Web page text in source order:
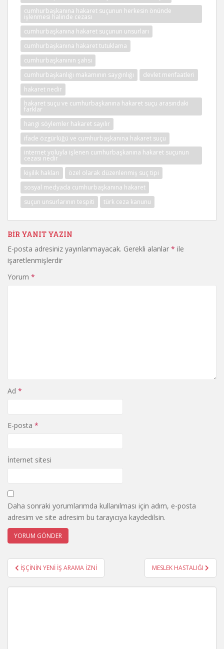
cumhurbaşkanına hakaret suçunun herkesin önünde
işlenmesi halinde cezası
cumhurbaşkanına hakaret suçunun unsurları
cumhurbaşkanına hakaret tutuklama
cumhurbaşkanının şahsı
cumhurbaşkanlığı makamının saygınlığı
devlet menfaatleri
hakaret nedir
hakaret suçu ve cumhurbaşkanına hakaret suçu arasındaki
farklar
hangi söylemler hakaret sayılır
ifade özgürlüğü ve cumhurbaşkanına hakaret suçu
internet yoluyla işlenen cumhurbaşkanına hakaret suçunun
cezası nedir
kişilik hakları
özel olarak düzenlenmiş suç tipi
sosyal medyada cumhurbaşkanına hakaret
suçun unsurlarının tespiti
türk ceza kanunu
BIR YANIT YAZIN
E-posta adresiniz yayınlanmayacak. Gerekli alanlar * ile
işaretlenmişlerdir
Yorum *
Ad *
E-posta *
İnternet sitesi
Daha sonraki yorumlarımda kullanılması için adım, e-posta
adresim ve site adresim bu tarayıcıya kaydedilsin.
Yazı
gezinmesi
İŞÇİNİN YENİ İŞ ARAMA İZNİ MESLEK HASTALIĞI